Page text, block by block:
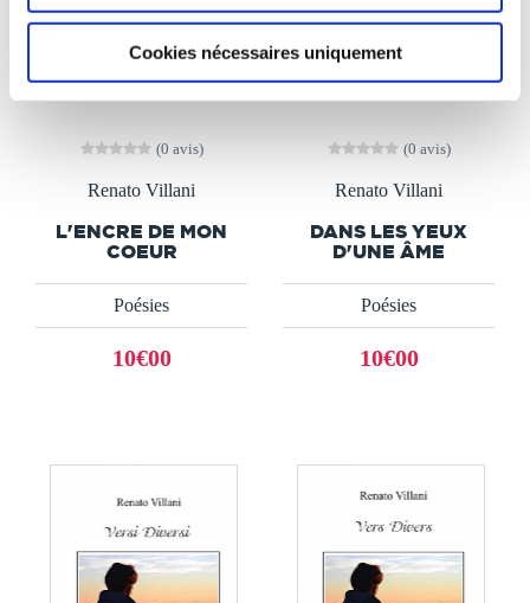
Cookies nécessaires uniquement
(0 avis)
Renato Villani
L'ENCRE DE MON
COEUR
Poésies
10€00
(0 avis)
Renato Villani
DANS LES YEUX
D'UNE ÂME
Poésies
10€00